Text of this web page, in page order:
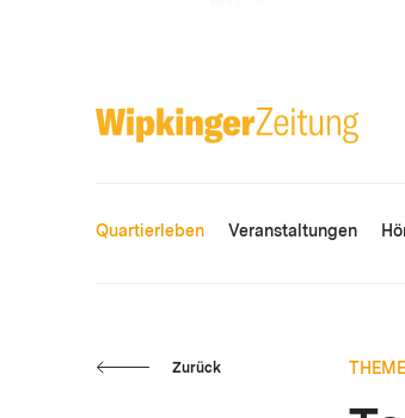
Quartierleben Veranstaltungen
Zurück